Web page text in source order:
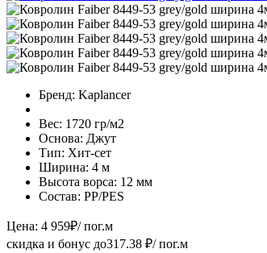
Бренд: Kaplancer
Вес: 1720 гр/м2
Основа: Джут
Тип: Хит-сет
Ширина: 4 м
Высота ворса: 12 мм
Состав: PP/PES
Цена: 4 959₽/ пог.м
скидка и бонус до317.38 ₽/ пог.м